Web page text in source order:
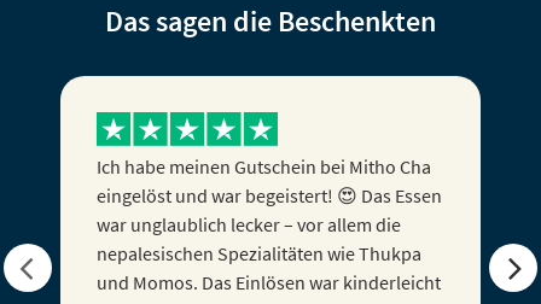
Das sagen die Beschenkten
Ich habe meinen Gutschein als Geschenk
zum Firmenjubiläum bekommen und war
ihn nun gestern einlösen, alles hat prima
und ohne Probleme geklappt! Ich kann es
nur weiterempfehlen! :D